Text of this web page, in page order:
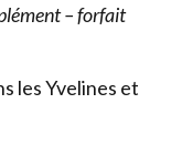
– forfait
les Yvelines et